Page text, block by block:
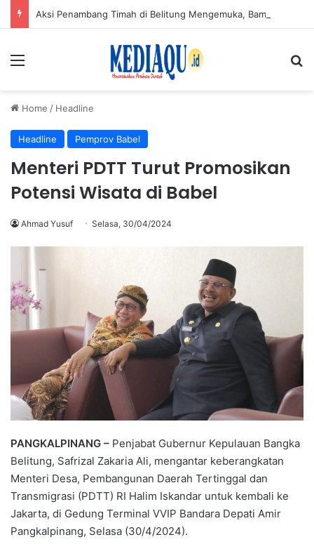
Menu
Home / Headline
Headline Pemprov Babel
Menteri PDTT Turut Promosikan
Potensi Wisata di Babel
Ahmad Yusuf Selasa, 30/04/2024
PANGKALPINANG – Penjabat Gubernur Kepulauan Bangka
Belitung, Safrizal Zakaria Ali, mengantar keberangkatan
Menteri Desa, Pembangunan Daerah Tertinggal dan
Transmigrasi (PDTT) RI Halim Iskandar untuk kembali ke
Jakarta, di Gedung Terminal VVIP Bandara Depati Amir
Pangkalpinang, Selasa (30/4/2024).